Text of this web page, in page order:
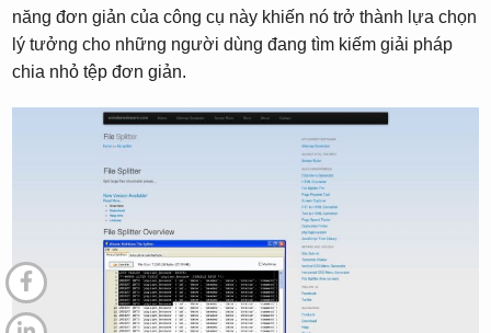
năng đơn giản của công cụ này khiến nó trở thành lựa chọn
lý tưởng cho những người dùng đang tìm kiếm giải pháp
chia nhỏ tệp đơn giản.